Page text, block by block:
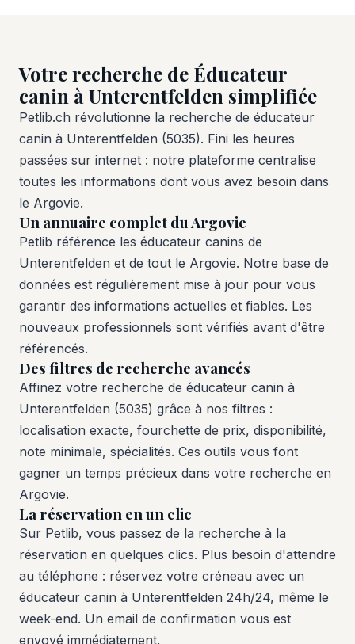
Votre recherche de Éducateur
canin à Unterentfelden simplifiée
Petlib.ch révolutionne la recherche de éducateur
canin à Unterentfelden (5035). Fini les heures
passées sur internet : notre plateforme centralise
toutes les informations dont vous avez besoin dans
le Argovie.
Un annuaire complet du Argovie
Petlib référence les éducateur canins de
Unterentfelden et de tout le Argovie. Notre base de
données est régulièrement mise à jour pour vous
garantir des informations actuelles et fiables. Les
nouveaux professionnels sont vérifiés avant d'être
référencés.
Des filtres de recherche avancés
Affinez votre recherche de éducateur canin à
Unterentfelden (5035) grâce à nos filtres :
localisation exacte, fourchette de prix, disponibilité,
note minimale, spécialités. Ces outils vous font
gagner un temps précieux dans votre recherche en
Argovie.
La réservation en un clic
Sur Petlib, vous passez de la recherche à la
réservation en quelques clics. Plus besoin d'attendre
au téléphone : réservez votre créneau avec un
éducateur canin à Unterentfelden 24h/24, même le
week-end. Un email de confirmation vous est
envoyé immédiatement.